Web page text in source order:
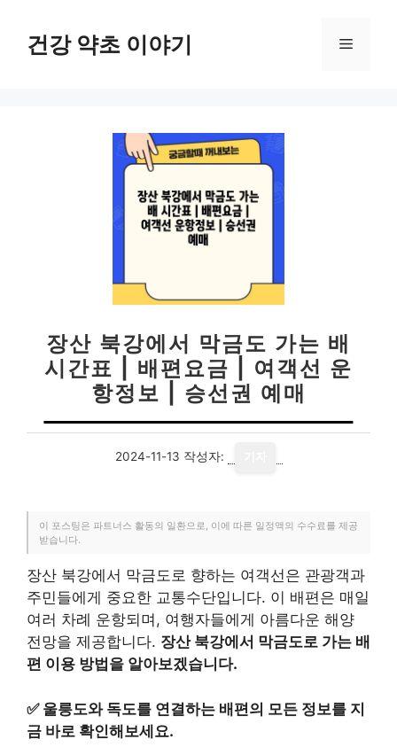
건강 약초 이야기 메
장산 북강에서 막금도 가는 배
시간표 | 배편요금 | 여객선 운
항정보 | 승선권 예매
2024-11-13 작성자:
이 포스팅은 파트너스 활동의 일환으로, 이에 따른 일정액의 수수료를 제공
받습니다.
장산 북강에서 막금도로 향하는 여객선은 관광객과
주민들에게 중요한 교통수단입니다. 이 배편은 매일
여러 차례 운항되며, 여행자들에게 아름다운 해양
전망을 제공합니다. 장산 북강에서 막금도로 가는 배
편 이용 방법을 알아보겠습니다.
✅ 울릉도와 독도를 연결하는 배편의 모든 정보를 지
금 바로 확인해보세요.